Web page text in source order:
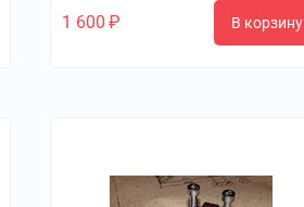
1 600 ₽ В корзину